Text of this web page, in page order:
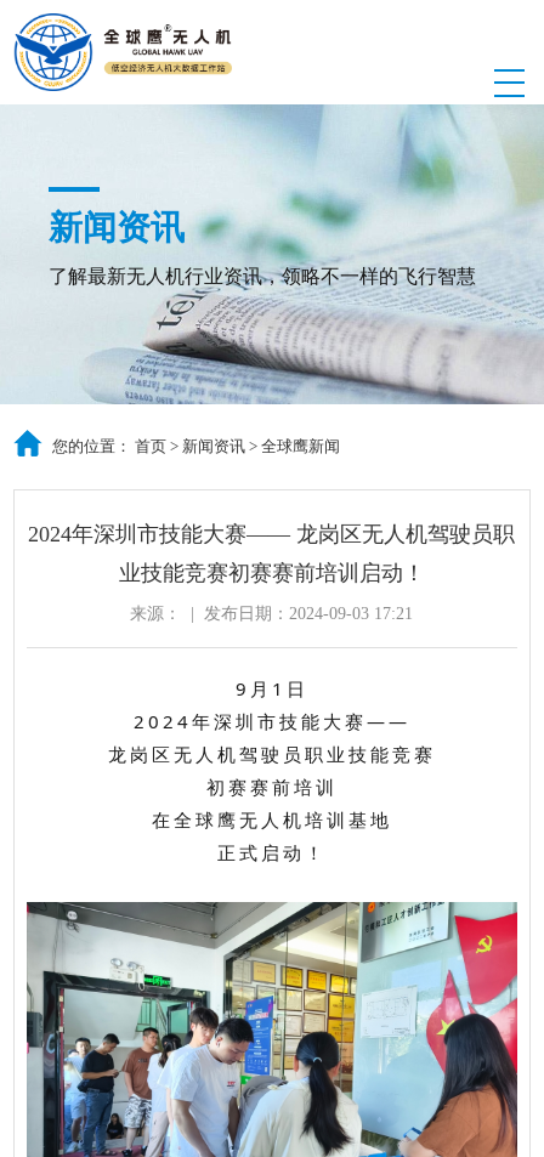
新闻资讯
了解最新无人机行业资讯，领略不一样的飞行智慧
您的位置：首页 > 新闻资讯 >全球鹰新闻
2024年深圳市技能大赛—— 龙岗区无人机驾驶员职
业技能竞赛初赛赛前培训启动！
来源： 发布日期：2024-09-03 17:21
9月1日
2024年深圳市技能大赛——
龙岗区无人机驾驶员职业技能竞赛
初赛赛前培训
在全球鹰无人机培训基地
正式启动！